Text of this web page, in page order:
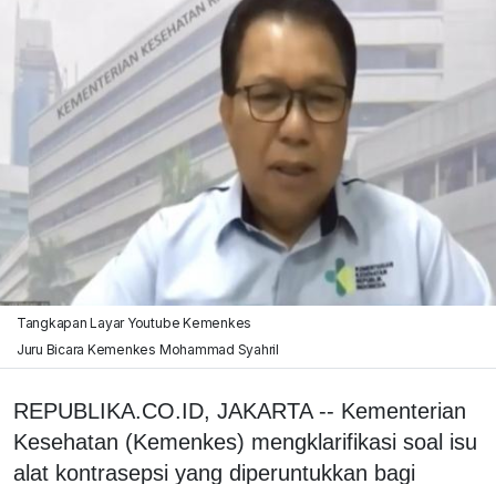
Tangkapan Layar Youtube Kemenkes
Juru Bicara Kemenkes Mohammad Syahril
REPUBLIKA.CO.ID, JAKARTA -- Kementerian
Kesehatan (Kemenkes) mengklarifikasi soal isu
alat kontrasepsi yang diperuntukkan bagi